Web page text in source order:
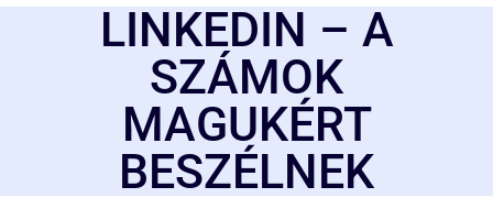
LINKEDIN – A
SZÁMOK
MAGUKÉRT
BESZÉLNEK